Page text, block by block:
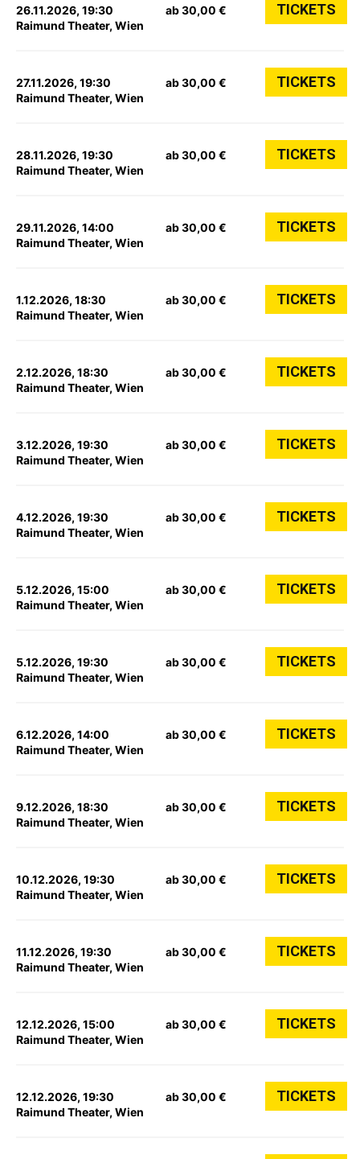
26.11.2026, 19:30
Raimund Theater, Wien
ab 30,00 € TICKETS
27.11.2026, 19:30
Raimund Theater, Wien
ab 30,00 € TICKETS
28.11.2026, 19:30
Raimund Theater, Wien
ab 30,00 € TICKETS
29.11.2026, 14:00
Raimund Theater, Wien
ab 30,00 € TICKETS
1.12.2026, 18:30
Raimund Theater, Wien
ab 30,00 € TICKETS
2.12.2026, 18:30
Raimund Theater, Wien
ab 30,00 € TICKETS
3.12.2026, 19:30
Raimund Theater, Wien
ab 30,00 € TICKETS
4.12.2026, 19:30
Raimund Theater, Wien
ab 30,00 € TICKETS
5.12.2026, 15:00
Raimund Theater, Wien
ab 30,00 € TICKETS
5.12.2026, 19:30
Raimund Theater, Wien
ab 30,00 € TICKETS
6.12.2026, 14:00
Raimund Theater, Wien
ab 30,00 € TICKETS
9.12.2026, 18:30
Raimund Theater, Wien
ab 30,00 € TICKETS
10.12.2026, 19:30
Raimund Theater, Wien
ab 30,00 € TICKETS
11.12.2026, 19:30
Raimund Theater, Wien
ab 30,00 € TICKETS
12.12.2026, 15:00
Raimund Theater, Wien
ab 30,00 € TICKETS
12.12.2026, 19:30
Raimund Theater, Wien
ab 30,00 € TICKETS